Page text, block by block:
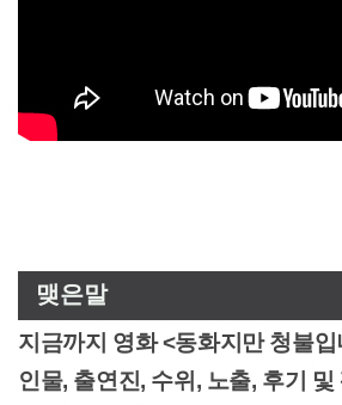
맺은말
지금까지 영화 <동화지만 청불
인물, 출연진, 수위, 노출, 후기